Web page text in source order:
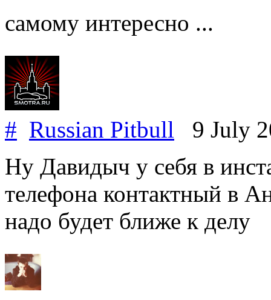
самому интересно ...
# Russian Pitbull 9 July
Ну Давидыч у себя в
телефона контактный в
надо будет ближе к делу